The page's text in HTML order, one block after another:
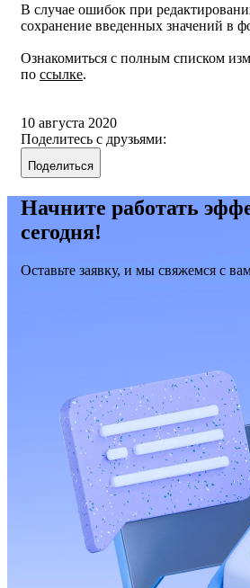
В случае ошибок при
сохранение введенных значений в
Ознакомиться с полным списком
по ссылке.
10 августа 2020
Поделитесь с друзьями:
Поделиться
Начните работать
сегодня!
Оставьте заявку, и мы свяжемся с